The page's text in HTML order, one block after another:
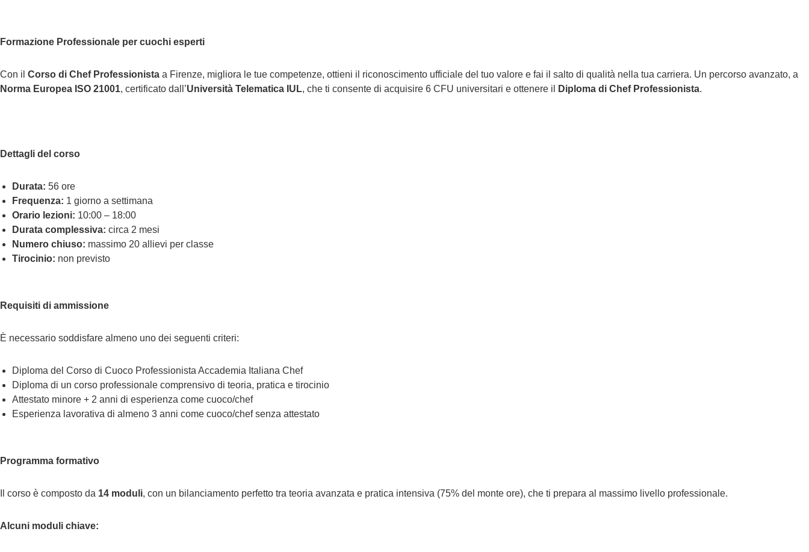
Formazione Professionale per cuochi esperti
Con il Corso di Chef Professionista a Firenze, migliora le tue competenze, ottieni il riconoscimento ufficiale del tuo valore e fai il salto di qualità nella tua carriera. Un percorso avanzato, a
Norma Europea ISO 21001, certificato dall’Università Telematica IUL, che ti consente di acquisire 6 CFU universitari e ottenere il Diploma di Chef Professionista.
Dettagli del corso
Durata: 56 ore
Frequenza: 1 giorno a settimana
Orario lezioni: 10:00 – 18:00
Durata complessiva: circa 2 mesi
Numero chiuso: massimo 20 allievi per classe
Tirocinio: non previsto
Requisiti di ammissione
È necessario soddisfare almeno uno dei seguenti criteri:
Diploma del Corso di Cuoco Professionista Accademia Italiana Chef
Diploma di un corso professionale comprensivo di teoria, pratica e tirocinio
Attestato minore + 2 anni di esperienza come cuoco/chef
Esperienza lavorativa di almeno 3 anni come cuoco/chef senza attestato
Programma formativo
Il corso è composto da 14 moduli, con un bilanciamento perfetto tra teoria avanzata e pratica intensiva (75% del monte ore), che ti prepara al massimo livello professionale.
Alcuni moduli chiave: